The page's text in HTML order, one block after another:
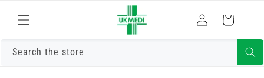
directamente
al contenido
sesión
Carrito
Search the store